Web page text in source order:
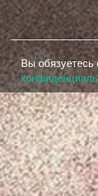
Вы обязуетесь